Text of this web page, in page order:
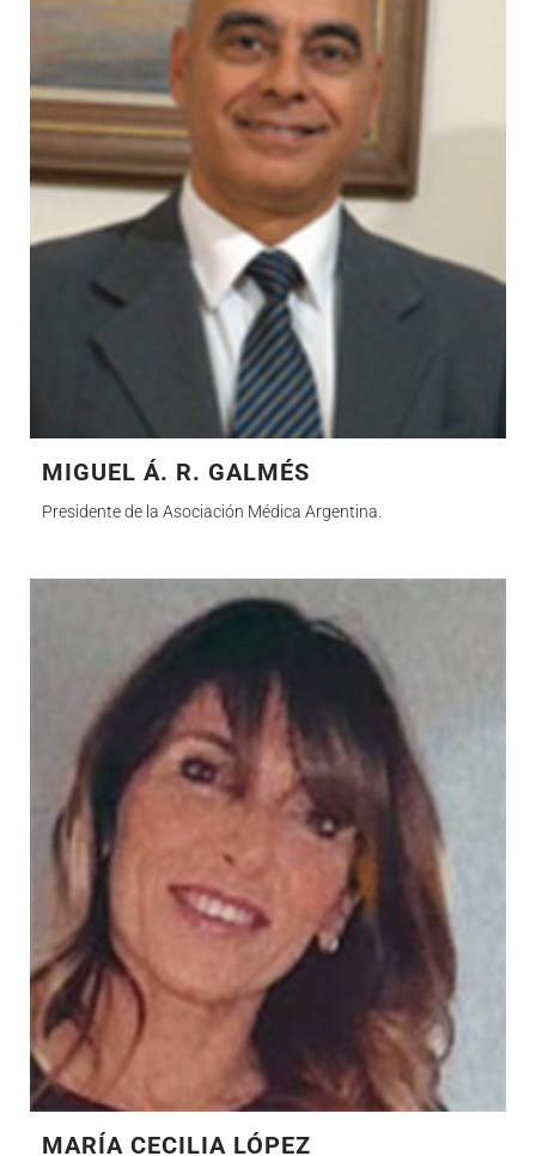
MIGUEL Á. R. GALMÉS
Presidente de la Asociación Médica Argentina.
MARÍA CECILIA LÓPEZ